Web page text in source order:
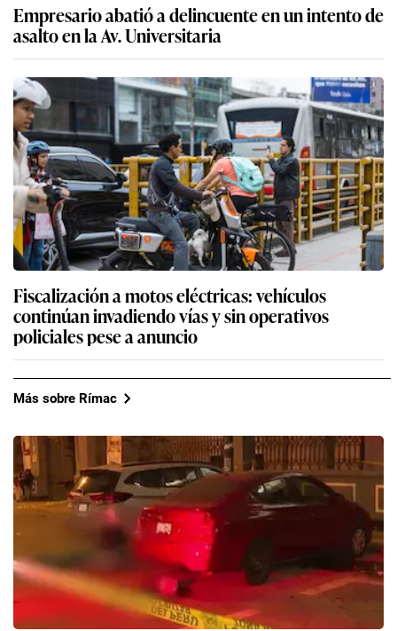
Empresario abatió a delincuente en un intento de
asalto en la Av. Universitaria
Fiscalización a motos eléctricas: vehículos
continúan invadiendo vías y sin operativos
policiales pese a anuncio
Más sobre Rímac